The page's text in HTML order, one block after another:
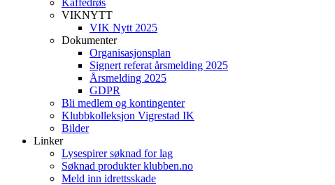
Kaffedrøs
VIKNYTT
VIK Nytt 2025
Dokumenter
Organisasjonsplan
Signert referat årsmelding 2025
Årsmelding 2025
GDPR
Bli medlem og kontingenter
Klubbkolleksjon Vigrestad IK
Bilder
Linker
Lysespirer søknad for lag
Søknad produkter klubben.no
Meld inn idrettsskade